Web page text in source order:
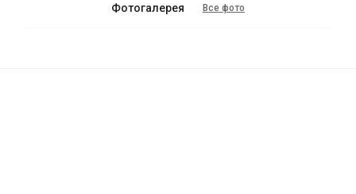
Фотогалерея Все фото